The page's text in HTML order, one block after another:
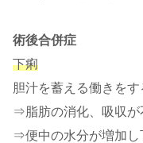
術後合併症
下痢
胆汁を蓄える働きを
⇒脂肪の消化、吸収が
⇒便中の水分が増加し